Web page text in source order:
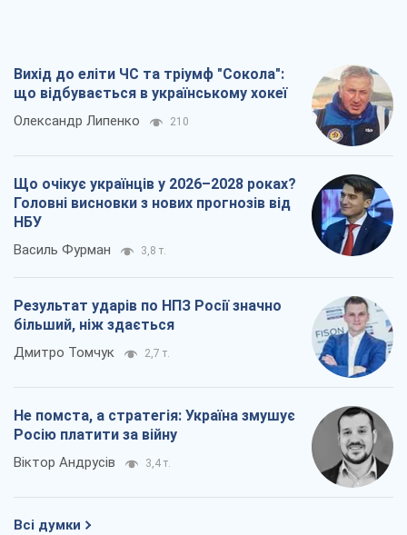
Вихід до еліти ЧС та тріумф "Сокола":
що відбувається в українському хокеї
Олександр Липенко 210
Що очікує українців у 2026–2028 роках?
Головні висновки з нових прогнозів від
НБУ
Василь Фурман 3,8 т.
Результат ударів по НПЗ Росії значно
більший, ніж здається
Дмитро Томчук 2,7 т.
Не помста, а стратегія: Україна змушує
Росію платити за війну
Віктор Андрусів 3,4 т.
Всі думки